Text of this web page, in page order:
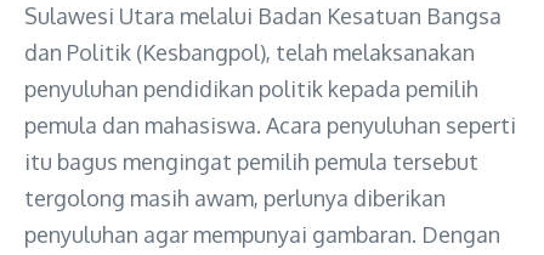
Sulawesi Utara melalui Badan Kesatuan Bangsa
dan Politik (Kesbangpol), telah melaksanakan
penyuluhan pendidikan politik kepada pemilih
pemula dan mahasiswa. Acara penyuluhan seperti
itu bagus mengingat pemilih pemula tersebut
tergolong masih awam, perlunya diberikan
penyuluhan agar mempunyai gambaran. Dengan